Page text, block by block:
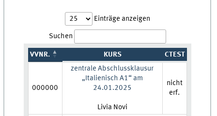
Einträge anzeigen
Suchen
VVNR. KURS CTEST
000000
zentrale Abschlussklausur
„Italienisch A1“ am
24.01.2025
Lehrkraft:
Livia Novi
nicht
erf.